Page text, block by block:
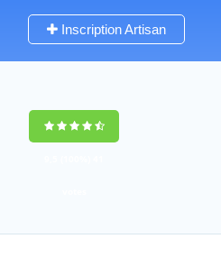
Inscription Artisan